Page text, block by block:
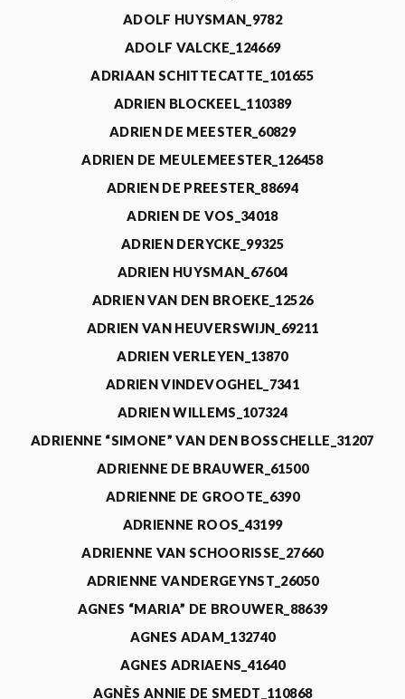
ADOLF HUYSMAN_9782
ADOLF VALCKE_124669
ADRIAAN SCHITTECATTE_101655
ADRIEN BLOCKEEL_110389
ADRIEN DE MEESTER_60829
ADRIEN DE MEULEMEESTER_126458
ADRIEN DE PREESTER_88694
ADRIEN DE VOS_34018
ADRIEN DERYCKE_99325
ADRIEN HUYSMAN_67604
ADRIEN VAN DEN BROEKE_12526
ADRIEN VAN HEUVERSWIJN_69211
ADRIEN VERLEYEN_13870
ADRIEN VINDEVOGHEL_7341
ADRIEN WILLEMS_107324
ADRIENNE “SIMONE” VAN DEN BOSSCHELLE_31207
ADRIENNE DE BRAUWER_61500
ADRIENNE DE GROOTE_6390
ADRIENNE ROOS_43199
ADRIENNE VAN SCHOORISSE_27660
ADRIENNE VANDERGEYNST_26050
AGNES “MARIA” DE BROUWER_88639
AGNES ADAM_132740
AGNES ADRIAENS_41640
AGNÈS ANNIE DE SMEDT_110868